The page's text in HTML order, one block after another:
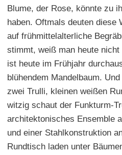
Blume, der Rose, könnte zu
haben. Oftmals deuten diese
auf frühmittelalterliche
stimmt, weiß man heute
ist heute im Frühjahr
blühendem Mandelbaum.
zwei Trulli, kleinen weißen
witzig schaut der Funkturm-
architektonisches Ensemble
und einer Stahlkonstruktion
Rundtisch laden unter